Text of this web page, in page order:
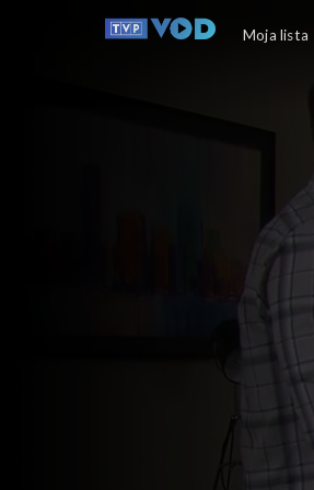
Klan
Moja lista